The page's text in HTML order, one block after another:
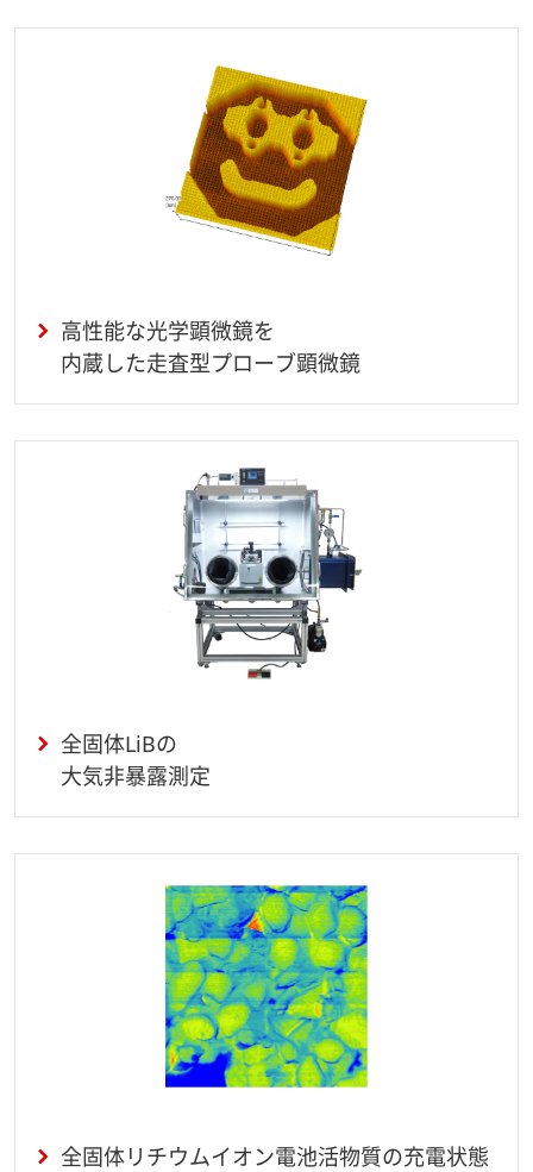
高性能な光学顕微鏡を
内蔵した走査型プローブ顕微鏡
全固体LiBの
大気非暴露測定
全固体リチウムイオン電池活物質の充電状態